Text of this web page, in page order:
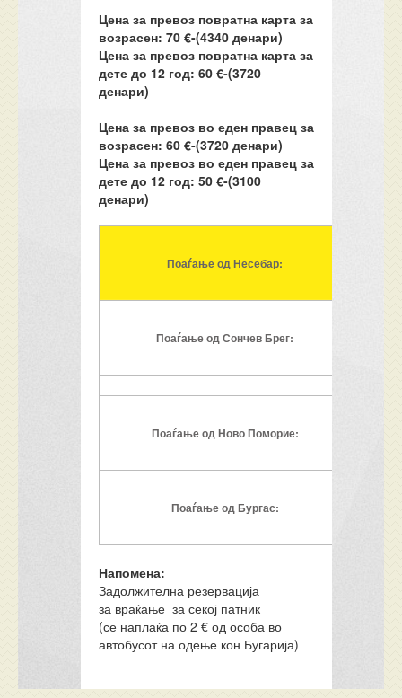
Цена за превоз повратна карта за
возрасен: 70 €-(4340 денари)
Цена за превоз повратна карта за
дете до 12 год: 60 €-(3720
денари)
Цена за превоз во еден правец за
возрасен: 60 €-(3720 денари)
Цена за превоз во еден правец за
дете до 12 год: 50 €-(3100
денари)
Поаѓање од Несебар:
Поаѓање од Сончев Брег:
Поаѓање од Ново Поморие:
Поаѓање од Бургас:
Напомена:
Задолжителна резервација
за враќање за секој патник
(се наплаќа по 2 € од особа во
автобусот на одење кон Бугарија)